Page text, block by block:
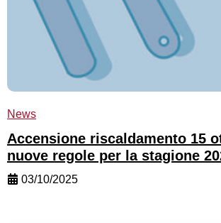
News
Accensione riscaldamento 15
nuove regole per la stagione
03/10/2025